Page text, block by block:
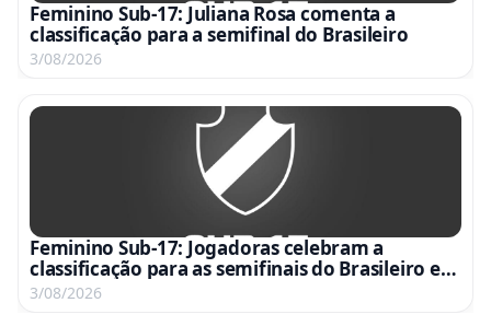
Feminino Sub-17: Juliana Rosa comenta a
classificação para a semifinal do Brasileiro
3/08/2026
Feminino Sub-17: Jogadoras celebram a
classificação para as semifinais do Brasileiro em
vídeo emocionante
3/08/2026